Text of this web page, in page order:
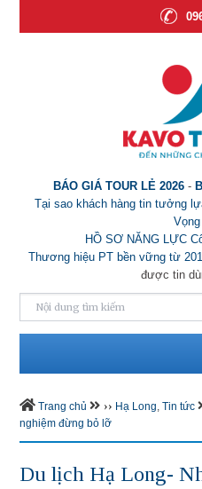
BÁO GIÁ TOUR LẺ 2026 -
Tại sao khách hàng tin tưởng
HỒ SƠ NĂNG LỰC
Thương hiệu PT bền vững từ
được tin
Trang chủ ›› Hạ Long,Tin tức
nghiệm đừng bỏ lỡ
Du lịch Hạ Long-